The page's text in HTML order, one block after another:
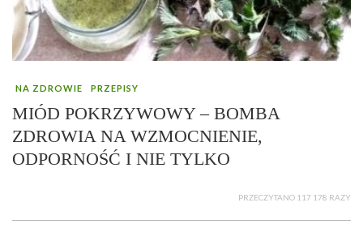
NA ZDROWIE PRZEPISY
MIÓD POKRZYWOWY – BOMBA
ZDROWIA NA WZMOCNIENIE,
ODPORNOŚĆ I NIE TYLKO
PRZECZYTANO 117 178 RAZY